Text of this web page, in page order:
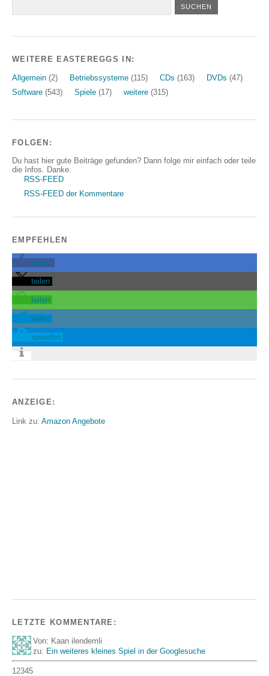
WEITERE EASTEREGGS IN:
Allgemein (2) Betriebssysteme (115) CDs (163) DVDs (47)
Software (543) Spiele (17) weitere (315)
FOLGEN:
Du hast hier gute Beiträge gefunden? Dann folge mir einfach oder teile
die Infos. Danke.
RSS-FEED
RSS-FEED der Kommentare
EMPFEHLEN
teilen
teilen
teilen
teilen
spenden
ANZEIGE:
Link zu: Amazon Angebote
LETZTE KOMMENTARE:
Von: Kaan ilendemli
zu: Ein weiteres kleines Spiel in der Googlesuche
12345